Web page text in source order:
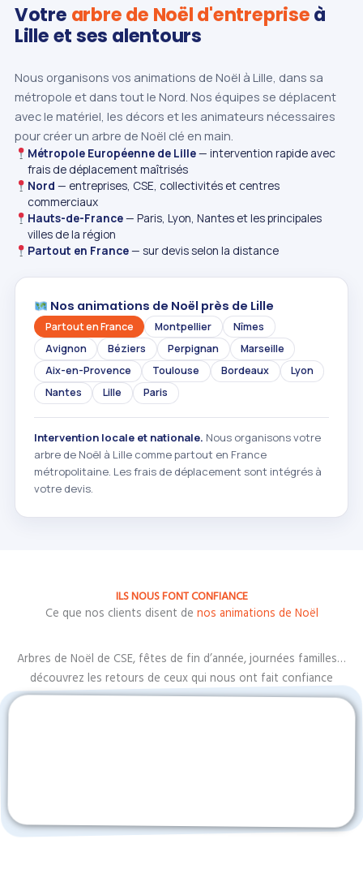
Votre arbre de Noël d'entrepriseà
Lille et ses alentours
Nous organisons vos animations de Noël à Lille, dans sa
métropole et dans tout le Nord. Nos équipes se déplacent
avec le matériel, les décors et les animateurs nécessaires
pour créer un arbre de Noël clé en main.
Métropole Européenne de Lille— intervention rapide avec
frais de déplacement maîtrisés
Nord — entreprises, CSE, collectivités et centres
commerciaux
Hauts-de-France— Paris, Lyon, Nantes et les principales
villes de la région
Partout en France— sur devis selon la distance
Nos animations de Noël près de Lille
Partout en France Montpellier
Nîmes
Avignon
Béziers Perpignan
Marseille
Aix-en-Provence
Toulouse Bordeaux
Lyon
Nantes
Lille Paris
Intervention locale et nationale. Nous organisons votre
arbre de Noël à Lille comme partout en France
métropolitaine. Les frais de déplacement sont intégrés à
votre devis.
ILS NOUS FONT CONFIANCE
Ce que nos clients disent de nos animations de Noël
Arbres de Noël de CSE, fêtes de fin d’année, journées familles…
découvrez les retours de ceux qui nous ont fait confiance